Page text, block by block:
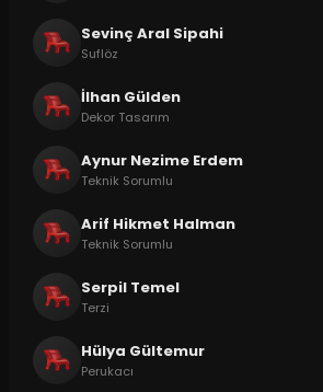
Sevinç Aral Sipahi
Suflöz
İlhan Gülden
Dekor Tasarım
Aynur Nezime Erdem
Teknik Sorumlu
Arif Hikmet Halman
Teknik Sorumlu
Serpil Temel
Terzi
Hülya Gültemur
Perukacı